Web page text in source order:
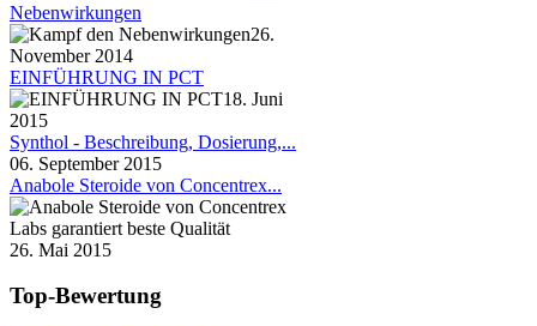
Nebenwirkungen
26.
November 2014
EINFÜHRUNG IN PCT
18. Juni
2015
Synthol - Beschreibung, Dosierung,...
06. September 2015
Anabole Steroide von Concentrex...
26. Mai 2015
Top-Bewertung